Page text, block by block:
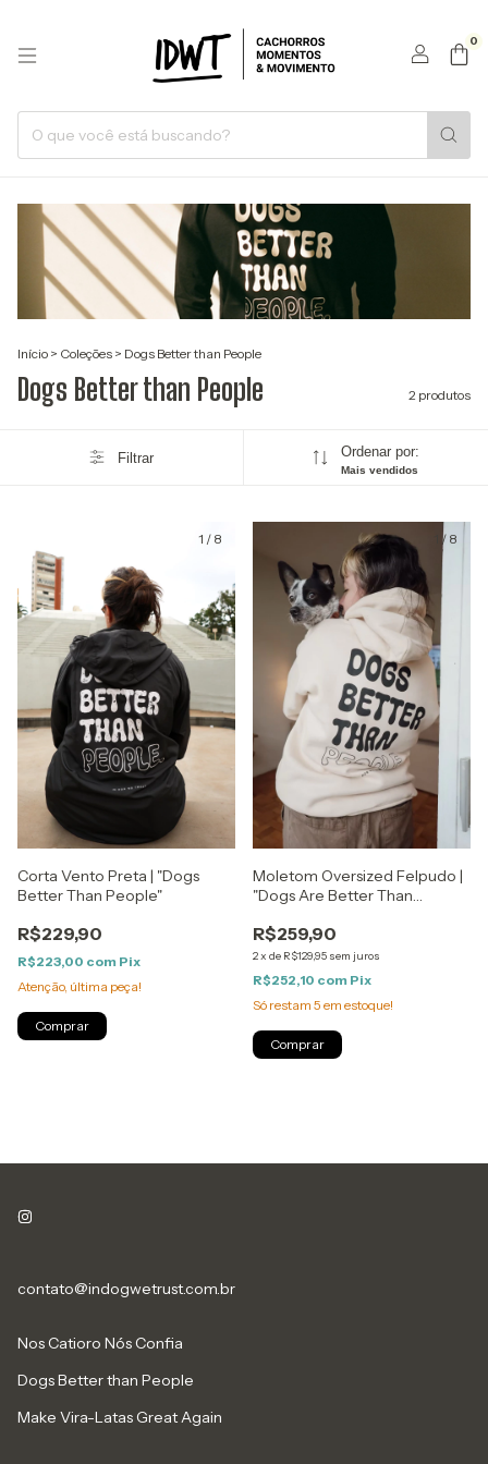
0
Início > Coleções > Dogs Better than People
Dogs Better than People 2 produtos
Filtrar Ordenar por:
Mais vendidos
1 / 8
Corta Vento Preta | "Dogs
Better Than People"
R$229,90
R$223,00 com Pix
Atenção, última peça!
Comprar
/ 8
Moletom Oversized Felpudo |
"Dogs Are Better Than
R$259,90
2x de R$129,95 sem juros
R$252,10 com Pix
Só restam 5 em estoque!
Comprar
contato@indogwetrust.com.br
Nos Catioro Nós Confia
Dogs Better than People
Make Vira-Latas Great Again